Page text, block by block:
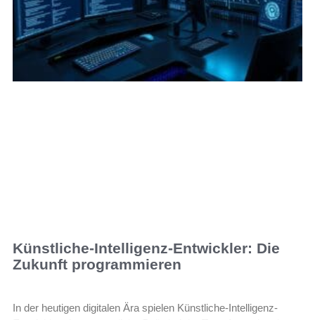
Künstliche-Intelligenz-Entwickler: Die
Zukunft programmieren
In der heutigen digitalen Ära spielen Künstliche-Intelligenz-